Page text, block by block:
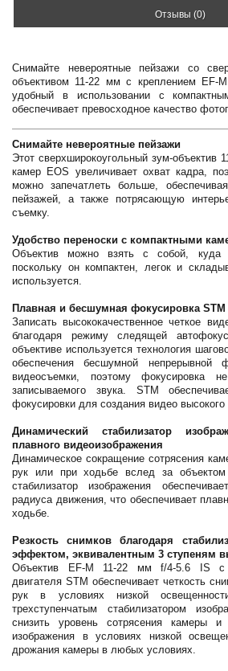
Отзывы (0)
Снимайте невероятные пейзажи со
объективом 11-22 мм с креплением EF-
удобный в использовании с
обеспечивает превосходное качество
Снимайте невероятные пейзажи
Этот сверхширокоугольный зум-объектив
камер EOS увеличивает охват кадра,
можно запечатлеть больше,
пейзажей, а также потрясающую
съемку.
Удобство переноски с компактными
Объектив можно взять с собой,
поскольку он компактен, легок и
используется.
Плавная и бесшумная фокусировка
Записать высококачественное четкое
благодаря режиму следящей
объективе используется технология
обеспечения бесшумной непрерывной
видеосъемки, поэтому фокусировка
записываемого звука. STM
фокусировки для создания видео высокого
Динамический стабилизатор
плавного видеоизображения
Динамическое сокращение сотрясения
рук или при ходьбе вслед за объектом
стабилизатор изображения
радиуса движения, что обеспечивает
ходьбе.
Резкость снимков благодаря
эффектом, эквивалентным 3 ступеням
Объектив EF-M 11-22 мм f/4-5.6 IS с
двигателя STM обеспечивает четкость
рук в условиях низкой
трехступенчатым стабилизатором
снизить уровень сотрясения камеры и
изображения в условиях низкой
дрожания камеры в любых условиях.